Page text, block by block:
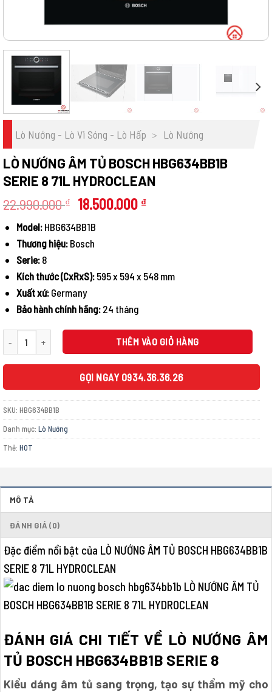
Lò Nướng - Lò Vi Sóng - Lò Hấp > Lò Nướng
LÒ NƯỚNG ÂM TỦ BOSCH HBG634BB1B
SERIE 8 71L HYDROCLEAN
22.990.000₫
Giá
là:
22.990.000 ₫.
18.500.000 ₫Giá
Model: HBG634BB1B
Thương hiệu: Bosch
Serie: 8
Kích thước (CxRxS): 595 x 594 x 548 mm
Xuất xứ: Germany
Bảo hành chính hãng: 24 tháng
LÒ NƯỚNG ÂM TỦ BOSCH HBG634BB1B SERIE 8 71L HYDROCLEAN số lượng
THÊM VÀO GIỎ HÀNG
GỌI NGAY 0934.36.36.26
SKU: HBG634BB1B
Danh mục: Lò Nướng
Thẻ: HOT
MÔ TẢ
ĐÁNH GIÁ (0)
Đặc điểm nổi bật của LÒ NƯỚNG ÂM TỦ BOSCH HBG634BB1B
SERIE 8 71L HYDROCLEAN
ĐÁNH GIÁ CHI TIẾT VỀ LÒ NƯỚNG ÂM
TỦ BOSCH HBG634BB1B SERIE 8
Kiểu dáng âm tủ sang trọng, tạo sự thẩm mỹ cho